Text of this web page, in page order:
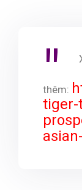
thêm:
tiger-